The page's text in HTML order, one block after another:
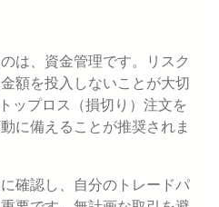
は、資金管理です。リスク
額を投入しないことが大切
ップロス（損切り）注文を
に備えることが推奨されま
確認し、自分のトレードパ